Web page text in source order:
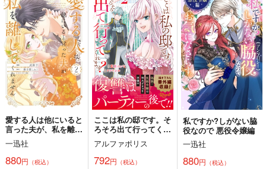
サンプル
作品詳細
サンプル
作品詳細
サンプル
作品詳細
愛する人は他にいると
言った夫が、私を離し
てくれません 2
一迅社
880円 （税込）
ここは私の邸です。そ
ろそろ出て行ってくれ
ます? 2
アルファポリス
792円 （税込）
私ですか?しがない脇
役なので 悪役令嬢編
一迅社
880円 （税込）